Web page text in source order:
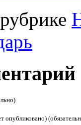
опубликовано)